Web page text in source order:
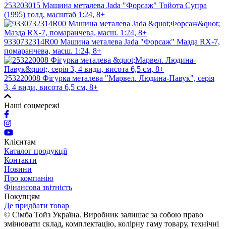
253203015 Машина металева Jada "Форсаж" Тойота Супра
(1995) голд, масштаб 1:24, 8+
9330732314R00 Машина металева Jada "Форсаж" Мазда RX-7,
помаранчева, масш. 1:24, 8+
253220008 Фігурка металева "Марвел. Людина-Павук", серія
3, 4 види, висота 6,5 см, 8+
Наші соцмережі
Клієнтам
Каталог продукції
Контакти
Новини
Про компанію
Фінансова звітність
Покупцям
Де придбати товар
© Сімба Тойз Україна. Виробник залишає за собою право
змінювати склад, комплектацію, колірну гаму товару, технічні